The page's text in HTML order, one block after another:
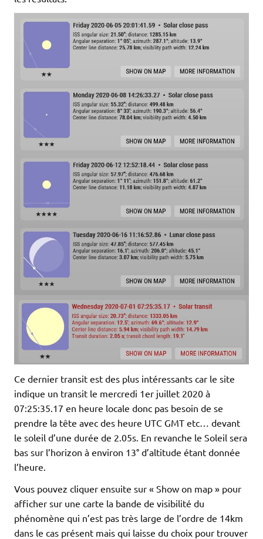
Ce dernier transit est des plus intéressants car le site
indique un transit le mercredi 1er juillet 2020 à
07:25:35.17 en heure locale donc pas besoin de se
prendre la tête avec des heure UTC GMT etc… devant
le soleil d’une durée de 2.05s. En revanche le Soleil sera
bas sur l’horizon à environ 13° d’altitude étant donnée
l’heure.
Vous pouvez cliquer ensuite sur « Show on map » pour
afficher sur une carte la bande de visibilité du
phénomène qui n’est pas très large de l’ordre de 14km
dans le cas présent mais qui laisse du choix pour trouver